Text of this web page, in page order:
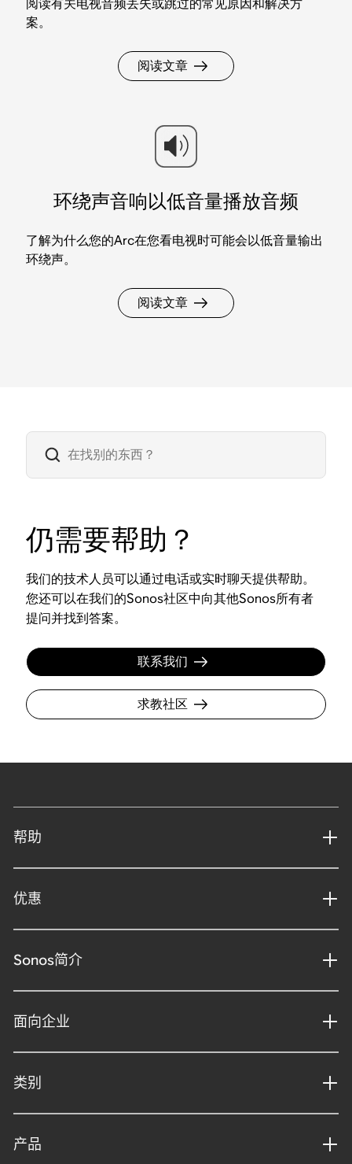
案。
阅读文章
环绕声音响以低音量播放音频
了解为什么您的Arc在您看电视时可能会以低音量输出
环绕声。
阅读文章
仍需要帮助？
我们的技术人员可以通过电话或实时聊天提供帮助。
您还可以在我们的Sonos社区中向其他Sonos所有者
提问并找到答案。
联系我们
求教社区
帮助
优惠
Sonos简介
面向企业
类别
产品